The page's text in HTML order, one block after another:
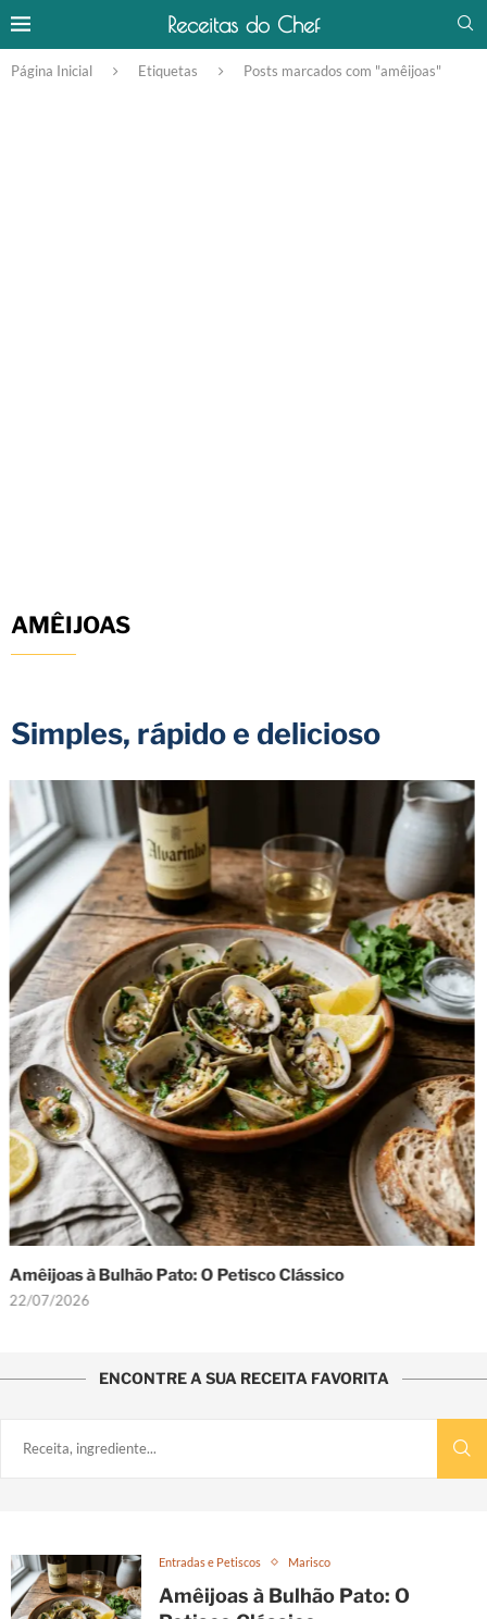
Receitas do Chef
Página Inicial Etiquetas Posts marcados com "amêijoas"
AMÊIJOAS
Simples, rápido e delicioso
Carne de Porco à Alentejana
ENCONTRE A SUA RECEITA FAVORITA
Entradas e Petiscos Marisco
Amêijoas à Bulhão Pato: O